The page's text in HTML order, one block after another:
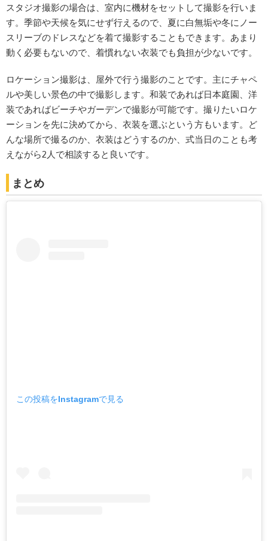
スタジオ撮影の場合は、室内に機材をセットして撮影を行いま
す。季節や天候を気にせず行えるので、夏に白無垢や冬にノー
スリーブのドレスなどを着て撮影することもできます。あまり
動く必要もないので、着慣れない衣装でも負担が少ないです。
ロケーション撮影は、屋外で行う撮影のことです。主にチャペ
ルや美しい景色の中で撮影します。和装であれば日本庭園、洋
装であればビーチやガーデンで撮影が可能です。撮りたいロケ
ーションを先に決めてから、衣装を選ぶという方もいます。ど
んな場所で撮るのか、衣装はどうするのか、式当日のことも考
えながら2人で相談すると良いです。
まとめ
この投稿をInstagramで見る